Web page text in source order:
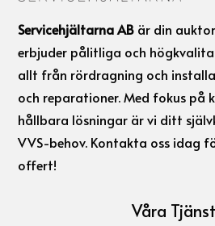
Servicehjältarna AB är din
erbjuder pålitliga och
allt från rördragning och
och reparationer. Med fokus på
hållbara lösningar är vi ditt
VVS-behov. Kontakta oss idag
offert!
Våra